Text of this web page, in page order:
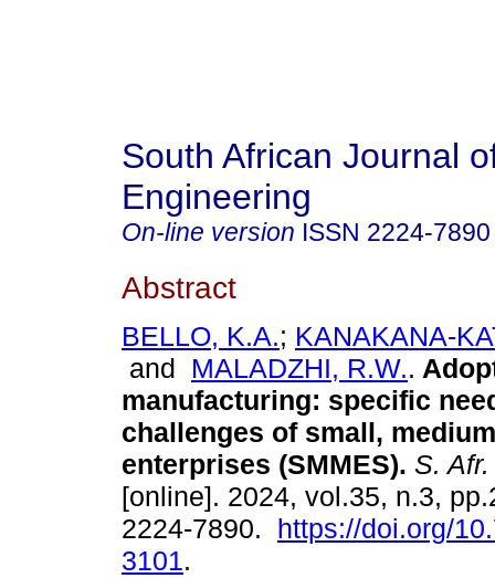
South African Journal
Engineering
On-line version ISSN 2224-7890
Abstract
BELLO, K.A.; KANAKANA-
and MALADZHI, R.W..
manufacturing: specific
challenges of small,
enterprises (SMMES). S.
[online]. 2024, vol.35, n.3,
2224-7890. https://doi.org/
3101.